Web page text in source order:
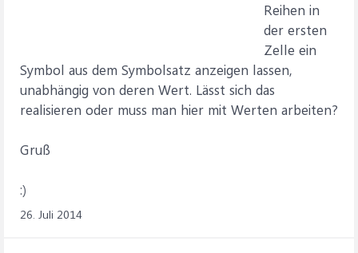
Reihen in
der ersten
Zelle ein
Symbol aus dem Symbolsatz anzeigen lassen,
unabhängig von deren Wert. Lässt sich das
realisieren oder muss man hier mit Werten arbeiten?
Gruß
:)
26. Juli 2014